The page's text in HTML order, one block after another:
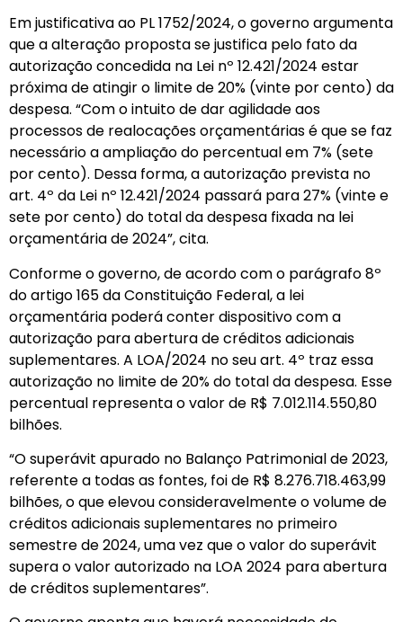
Em justificativa ao PL 1752/2024, o governo argumenta
que a alteração proposta se justifica pelo fato da
autorização concedida na Lei nº 12.421/2024 estar
próxima de atingir o limite de 20% (vinte por cento) da
despesa. “Com o intuito de dar agilidade aos
processos de realocações orçamentárias é que se faz
necessário a ampliação do percentual em 7% (sete
por cento). Dessa forma, a autorização prevista no
art. 4º da Lei nº 12.421/2024 passará para 27% (vinte e
sete por cento) do total da despesa fixada na lei
orçamentária de 2024”, cita.
Conforme o governo, de acordo com o parágrafo 8º
do artigo 165 da Constituição Federal, a lei
orçamentária poderá conter dispositivo com a
autorização para abertura de créditos adicionais
suplementares. A LOA/2024 no seu art. 4º traz essa
autorização no limite de 20% do total da despesa. Esse
percentual representa o valor de R$ 7.012.114.550,80
bilhões.
“O superávit apurado no Balanço Patrimonial de 2023,
referente a todas as fontes, foi de R$ 8.276.718.463,99
bilhões, o que elevou consideravelmente o volume de
créditos adicionais suplementares no primeiro
semestre de 2024, uma vez que o valor do superávit
supera o valor autorizado na LOA 2024 para abertura
de créditos suplementares”.